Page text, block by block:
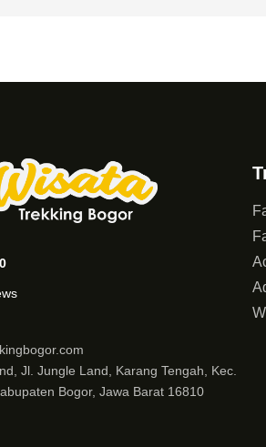
Jl. Jungle Land, Karang Tengah, Kec.
Bogor, Jawa Barat 16810